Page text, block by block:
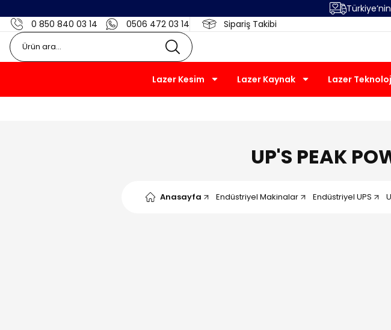
0 850 840 03 14
0506 472 03 14 Sipariş Takibi
Lazer Kesim Lazer Kaynak Lazer
UP'S PEAK
Anasayfa Endüstriyel Makinalar Endüstriyel UPS